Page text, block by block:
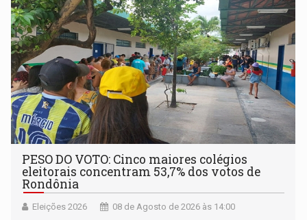
PESO DO VOTO: Cinco maiores colégios
eleitorais concentram 53,7% dos votos de
Rondônia
Eleições 2026 08 de Agosto de 2026 às 14:00